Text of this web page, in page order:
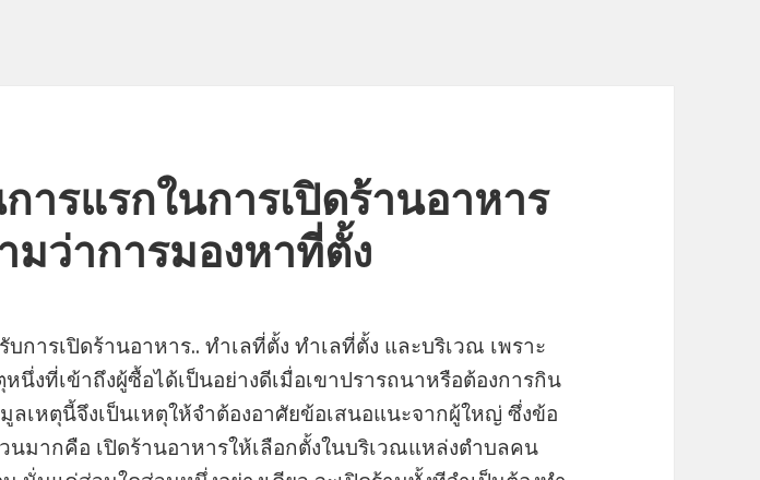
ารแรกในการเปิดร้านอาหาร
มว่าการมองหาที่ตั้ง
การเปิดร้านอาหาร.. ทำเลที่ตั้ง ทำเลที่ตั้ง และบริเวณ เพราะ
นึ่งที่เข้าถึงผู้ซื้อได้เป็นอย่างดีเมื่อเขาปรารถนาหรือต้องการกิน
ลเหตุนี้จึงเป็นเหตุให้จำต้องอาศัยข้อเสนอแนะจากผู้ใหญ่ ซึ่งข้อ
นมากคือ เปิดร้านอาหารให้เลือกตั้งในบริเวณแหล่งตำบลคน